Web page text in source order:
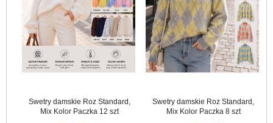
Swetry damskie Roz Standard,
Mix Kolor Paczka 12 szt
Swetry damskie Roz Standard,
Mix Kolor Paczka 8 szt